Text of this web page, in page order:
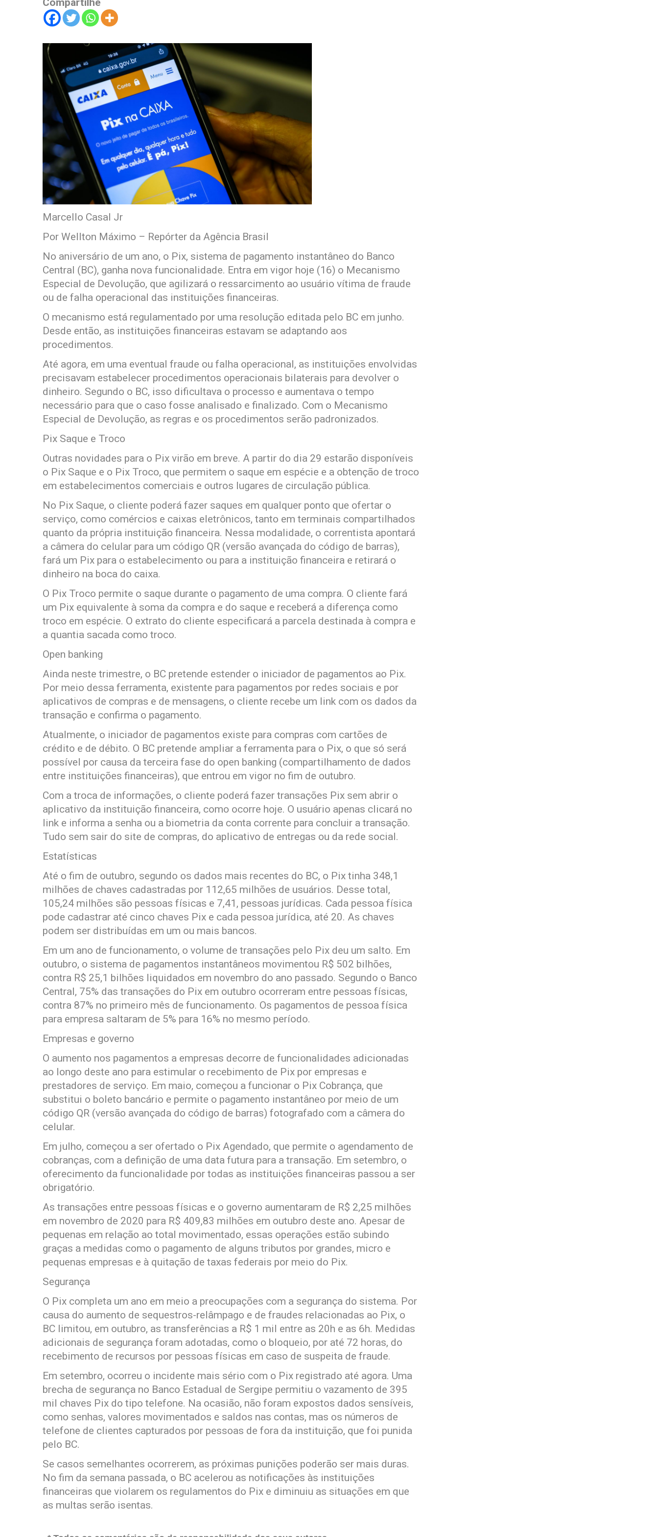
Compartilhe
Marcello Casal Jr
Por Wellton Máximo – Repórter da Agência Brasil
No aniversário de um ano, o Pix, sistema de pagamento instantâneo do Banco
Central (BC), ganha nova funcionalidade. Entra em vigor hoje (16) o Mecanismo
Especial de Devolução, que agilizará o ressarcimento ao usuário vítima de fraude
ou de falha operacional das instituições financeiras.
O mecanismo está regulamentado por uma resolução editada pelo BC em junho.
Desde então, as instituições financeiras estavam se adaptando aos
procedimentos.
Até agora, em uma eventual fraude ou falha operacional, as instituições envolvidas
precisavam estabelecer procedimentos operacionais bilaterais para devolver o
dinheiro. Segundo o BC, isso dificultava o processo e aumentava o tempo
necessário para que o caso fosse analisado e finalizado. Com o Mecanismo
Especial de Devolução, as regras e os procedimentos serão padronizados.
Pix Saque e Troco
Outras novidades para o Pix virão em breve. A partir do dia 29 estarão disponíveis
o Pix Saque e o Pix Troco, que permitem o saque em espécie e a obtenção de troco
em estabelecimentos comerciais e outros lugares de circulação pública.
No Pix Saque, o cliente poderá fazer saques em qualquer ponto que ofertar o
serviço, como comércios e caixas eletrônicos, tanto em terminais compartilhados
quanto da própria instituição financeira. Nessa modalidade, o correntista apontará
a câmera do celular para um código QR (versão avançada do código de barras),
fará um Pix para o estabelecimento ou para a instituição financeira e retirará o
dinheiro na boca do caixa.
O Pix Troco permite o saque durante o pagamento de uma compra. O cliente fará
um Pix equivalente à soma da compra e do saque e receberá a diferença como
troco em espécie. O extrato do cliente especificará a parcela destinada à compra e
a quantia sacada como troco.
Open banking
Ainda neste trimestre, o BC pretende estender o iniciador de pagamentos ao Pix.
Por meio dessa ferramenta, existente para pagamentos por redes sociais e por
aplicativos de compras e de mensagens, o cliente recebe um link com os dados da
transação e confirma o pagamento.
Atualmente, o iniciador de pagamentos existe para compras com cartões de
crédito e de débito. O BC pretende ampliar a ferramenta para o Pix, o que só será
possível por causa da terceira fase do open banking (compartilhamento de dados
entre instituições financeiras), que entrou em vigor no fim de outubro.
Com a troca de informações, o cliente poderá fazer transações Pix sem abrir o
aplicativo da instituição financeira, como ocorre hoje. O usuário apenas clicará no
link e informa a senha ou a biometria da conta corrente para concluir a transação.
Tudo sem sair do site de compras, do aplicativo de entregas ou da rede social.
Estatísticas
Até o fim de outubro, segundo os dados mais recentes do BC, o Pix tinha 348,1
milhões de chaves cadastradas por 112,65 milhões de usuários. Desse total,
105,24 milhões são pessoas físicas e 7,41, pessoas jurídicas. Cada pessoa física
pode cadastrar até cinco chaves Pix e cada pessoa jurídica, até 20. As chaves
podem ser distribuídas em um ou mais bancos.
Em um ano de funcionamento, o volume de transações pelo Pix deu um salto. Em
outubro, o sistema de pagamentos instantâneos movimentou R$ 502 bilhões,
contra R$ 25,1 bilhões liquidados em novembro do ano passado. Segundo o Banco
Central, 75% das transações do Pix em outubro ocorreram entre pessoas físicas,
contra 87% no primeiro mês de funcionamento. Os pagamentos de pessoa física
para empresa saltaram de 5% para 16% no mesmo período.
Empresas e governo
O aumento nos pagamentos a empresas decorre de funcionalidades adicionadas
ao longo deste ano para estimular o recebimento de Pix por empresas e
prestadores de serviço. Em maio, começou a funcionar o Pix Cobrança, que
substitui o boleto bancário e permite o pagamento instantâneo por meio de um
código QR (versão avançada do código de barras) fotografado com a câmera do
celular.
Em julho, começou a ser ofertado o Pix Agendado, que permite o agendamento de
cobranças, com a definição de uma data futura para a transação. Em setembro, o
oferecimento da funcionalidade por todas as instituições financeiras passou a ser
obrigatório.
As transações entre pessoas físicas e o governo aumentaram de R$ 2,25 milhões
em novembro de 2020 para R$ 409,83 milhões em outubro deste ano. Apesar de
pequenas em relação ao total movimentado, essas operações estão subindo
graças a medidas como o pagamento de alguns tributos por grandes, micro e
pequenas empresas e à quitação de taxas federais por meio do Pix.
Segurança
O Pix completa um ano em meio a preocupações com a segurança do sistema. Por
causa do aumento de sequestros-relâmpago e de fraudes relacionadas ao Pix, o
BC limitou, em outubro, as transferências a R$ 1 mil entre as 20h e as 6h. Medidas
adicionais de segurança foram adotadas, como o bloqueio, por até 72 horas, do
recebimento de recursos por pessoas físicas em caso de suspeita de fraude.
Em setembro, ocorreu o incidente mais sério com o Pix registrado até agora. Uma
brecha de segurança no Banco Estadual de Sergipe permitiu o vazamento de 395
mil chaves Pix do tipo telefone. Na ocasião, não foram expostos dados sensíveis,
como senhas, valores movimentados e saldos nas contas, mas os números de
telefone de clientes capturados por pessoas de fora da instituição, que foi punida
pelo BC.
Se casos semelhantes ocorrerem, as próximas punições poderão ser mais duras.
No fim da semana passada, o BC acelerou as notificações às instituições
financeiras que violarem os regulamentos do Pix e diminuiu as situações em que
as multas serão isentas.